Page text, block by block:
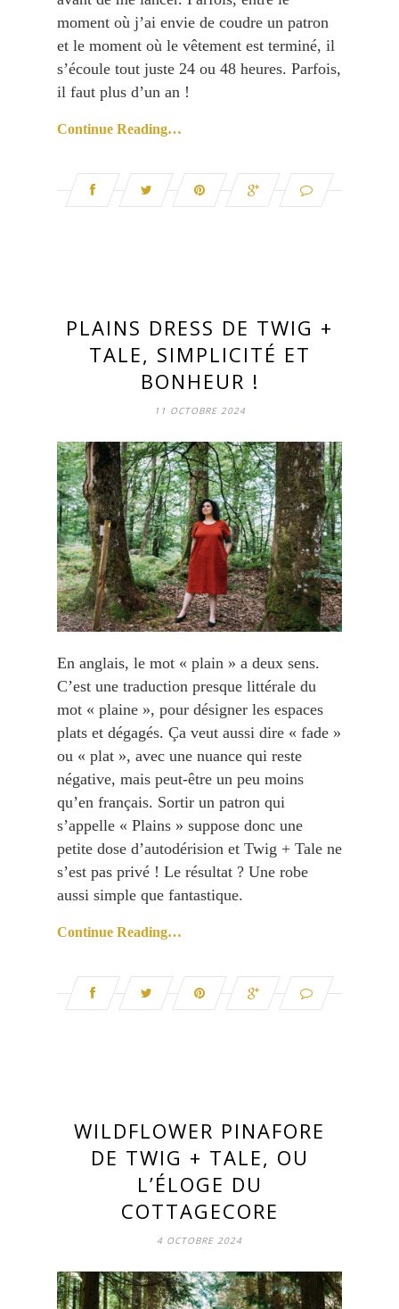
moment où j’ai envie de coudre un patron
et le moment où le vêtement est terminé, il
s’écoule tout juste 24 ou 48 heures. Parfois,
il faut plus d’un an !
Continue Reading…
PLAINS DRESS DE TWIG +
TALE, SIMPLICITÉ ET
BONHEUR !
11 OCTOBRE 2024
En anglais, le mot « plain » a deux sens.
C’est une traduction presque littérale du
mot « plaine », pour désigner les espaces
plats et dégagés. Ça veut aussi dire « fade »
ou « plat », avec une nuance qui reste
négative, mais peut-être un peu moins
qu’en français. Sortir un patron qui
s’appelle « Plains » suppose donc une
petite dose d’autodérision et Twig + Tale ne
s’est pas privé ! Le résultat ? Une robe
aussi simple que fantastique.
Continue Reading…
WILDFLOWER PINAFORE
DE TWIG + TALE, OU
L’ÉLOGE DU
COTTAGECORE
4 OCTOBRE 2024